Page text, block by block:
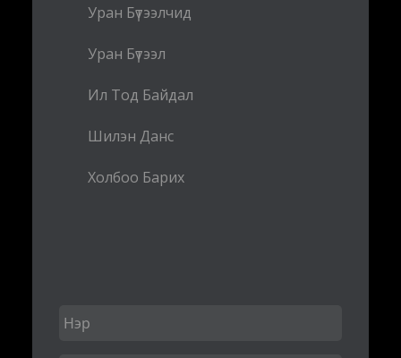
Уран Бүтээлчид
Уран Бүтээл
Ил Тод Байдал
Шилэн Данс
Холбоо Барих